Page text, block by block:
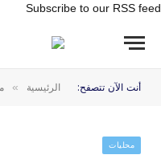
Subscribe to our RSS feed
أنت الآن تتصفح: الرئيسية »
محليات